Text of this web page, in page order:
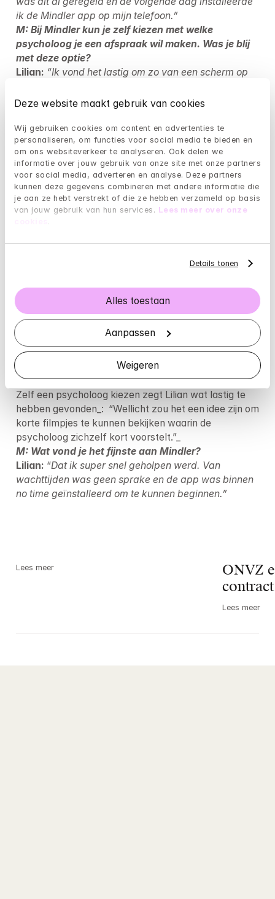
Deze website maakt gebruik van cookies
Wij gebruiken cookies om content en advertenties te
personaliseren, om functies voor social media te bieden en
om ons websiteverkeer te analyseren. Ook delen we
informatie over jouw gebruik van onze site met onze partners
voor social media, adverteren en analyse. Deze partners
kunnen deze gegevens combineren met andere informatie die
je aan ze hebt verstrekt of die ze hebben verzameld op basis
van jouw gebruik van hun services. Lees meer over onze
Details tonen
Alles toestaan
Aanpassen
Weigeren
ik de Mindler app op mijn telefoon.”
M: Bij Mindler kun je zelf kiezen met welke
psycholoog je een afspraak wil maken. Was je blij
met deze optie?
Lilian: “Ik vond het lastig om zo van een scherm op
kiezen. Uiteindelijk koos ik voor Charlotte omdat het
Lilian maakte de afspraak met de door haar
uitgezochte psycholoog via de Mindler app en kon
“De sessies duren slechts een half uur. Dat is niet
heel lang maar voor mij was dat ook wel prima. Via
embloom werden opdrachten klaargezet om na de
sessie mee bezig te gaan. Dat vraagt natuurlijk wel
“Ik heb voorheen nooit eerder
hier ook niet voor open.”
_Waren er ook zaken die je niet zo prettig vond
aan Mindler?_Lilian:
kunnen voorstellen dat niet iedereen zich prettig voelt
om via een computer of telefoon te communiceren.
Voor mij maakte het online contact juist dat de
drempel om er aan te beginnen veel lager was.
Zelf een psycholoog kiezen zegt Lilian wat lastig te
hebben gevonden_:  “Wellicht zou het een idee zijn om
korte filmpjes te kunnen bekijken waarin de
M: Wat vond je het fijnste aan Mindler?
Lilian: “Dat ik super snel geholpen werd. Van
wachttijden was geen sprake en de app was binnen
no time geïnstalleerd om te kunnen beginnen.”
Lees meer
ONVZ
Lees meer